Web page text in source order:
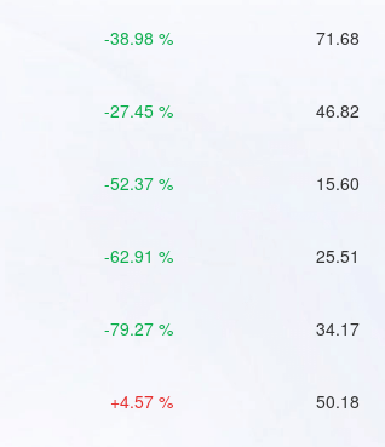
-38.98 % 71.68
-27.45 % 46.82
-52.37 % 15.60
-62.91 % 25.51
-79.27 % 34.17
+4.57 % 50.18